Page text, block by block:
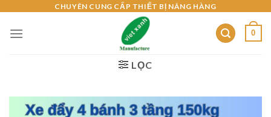
content
CHUYÊN CUNG CẤP THIẾT BỊ NÂNG HÀNG
0
LỌC